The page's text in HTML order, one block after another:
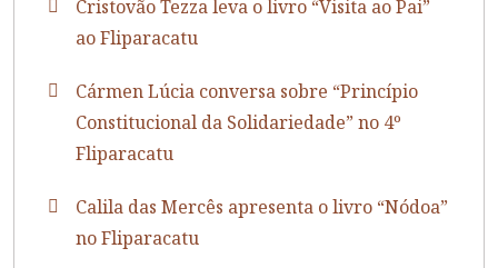
Cristovão Tezza leva o livro “Visita ao Pai”
ao Fliparacatu
Cármen Lúcia conversa sobre “Princípio
Constitucional da Solidariedade” no 4º
Fliparacatu
Calila das Mercês apresenta o livro “Nódoa”
no Fliparacatu